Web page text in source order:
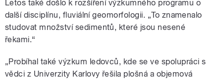
Letos také došlo k rozšíření výzkumného programu o
další disciplínu, fluviální geomorfologii. „To znamenalo
studovat množství sedimentů, které jsou nesené
řekami.“
„Probíhal také výzkum ledovců, kde se ve spolupráci s
vědci z Univerzity Karlovy řešila plošná a objemová